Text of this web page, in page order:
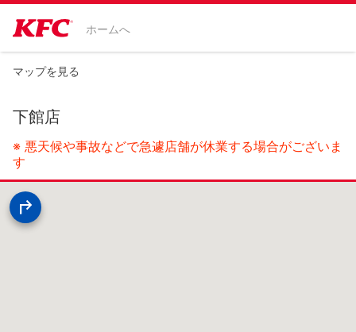
ホームへ
マップを見る
下館店
※ 悪天候や事故などで急遽店舗が休業する場合がございま
す